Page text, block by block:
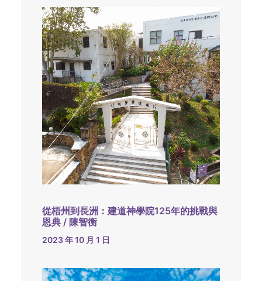
從梧州到長洲：建道神學院125年的挑戰與
恩典 / 陳智衡
2023 年 10 月 1 日